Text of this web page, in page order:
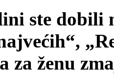
ste dobili
za ženu